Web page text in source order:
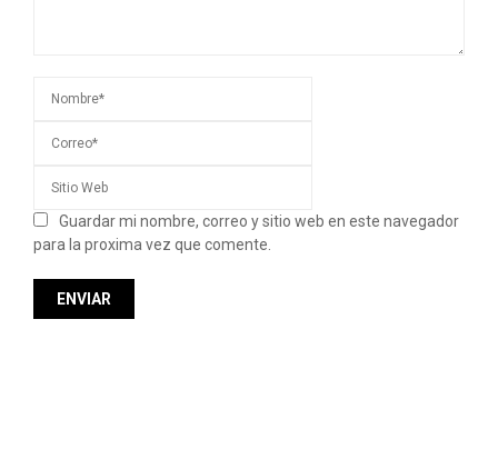
Guardar mi nombre, correo y sitio web en este navegador
para la proxima vez que comente.